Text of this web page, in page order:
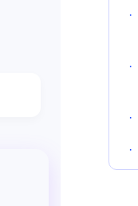
·
·
·
·